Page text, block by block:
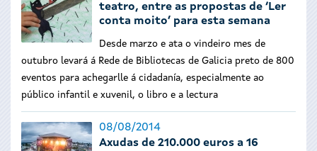
teatro, entre as propostas de ‘Ler
conta moito’ para esta semana
Desde marzo e ata o vindeiro mes de
outubro levará á Rede de Bibliotecas de Galicia preto de 800
eventos para achegarlle á cidadanía, especialmente ao
público infantil e xuvenil, o libro e a lectura
08/08/2014
Axudas de 210.000 euros a 16